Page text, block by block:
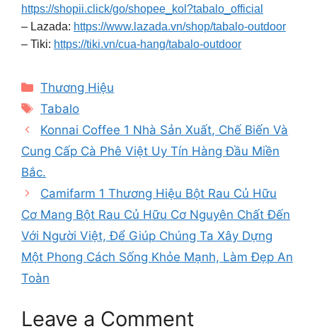
https://shopii.click/go/shopee_kol?tabalo_official
– Lazada: https://www.lazada.vn/shop/tabalo-outdoor
– Tiki: https://tiki.vn/cua-hang/tabalo-outdoor
Categories
Thương Hiệu
Tags
Tabalo
Konnai Coffee 1 Nhà Sản Xuất, Chế Biến Và
Cung Cấp Cà Phê Việt Uy Tín Hàng Đầu Miền
Bắc.
Camifarm 1 Thương Hiệu Bột Rau Củ Hữu
Cơ Mang Bột Rau Củ Hữu Cơ Nguyên Chất Đến
Với Người Việt, Để Giúp Chúng Ta Xây Dựng
Một Phong Cách Sống Khỏe Mạnh, Làm Đẹp An
Toàn
Leave a Comment